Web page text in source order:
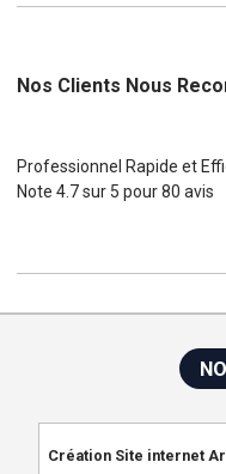
Nos Clients Nous
Professionnel Rapide et
Note4.7sur 5 pour80 avis
Création Site internet